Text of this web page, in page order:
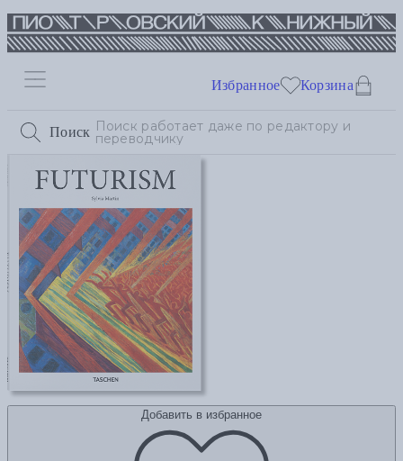
Поиск
Избранное Корзина
Добавить в избранное